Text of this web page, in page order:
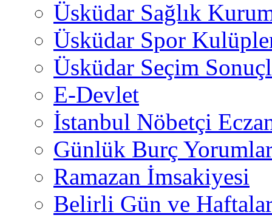
Üsküdar Sağlık
Üsküdar Spor
Üsküdar Seçim
E-Devlet
İstanbul Nöbetçi
Günlük Burç
Ramazan İmsakiyesi
Belirli Gün ve